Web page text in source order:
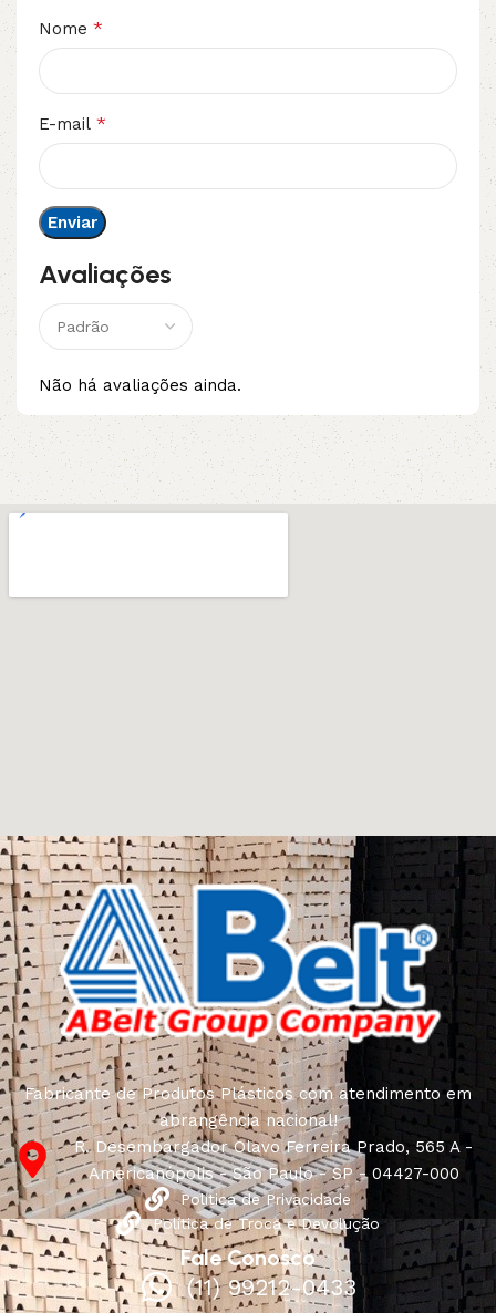
Avaliações
Não há avaliações ainda.
Nome *
E-mail *
Fabricante de Produtos Plásticos com atendimento em
abrangência nacional!
R. Desembargador Olavo Ferreira Prado, 565 A -
Americanópolis - São Paulo - SP - 04427-000
Política de Privacidade
Política de Troca e Devolução
Fale Conosco
(11) 99212-0433